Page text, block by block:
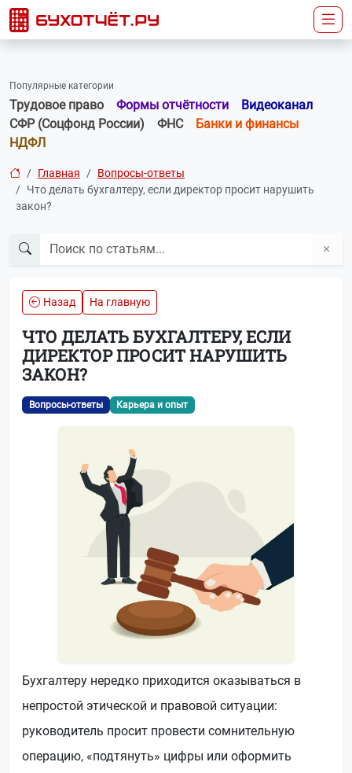
Популярные категории
Трудовое право Формы отчётности
Видеоканал
СФР (Соцфонд России)
ФНС
Банки и финансы
НДФЛ
Главная
Вопросы-ответы
Что делать бухгалтеру, если директор просит нарушить
закон?
Назад На главную
ЧТО ДЕЛАТЬ БУХГАЛТЕРУ, ЕСЛИ
ДИРЕКТОР ПРОСИТ НАРУШИТЬ
ЗАКОН?
Вопросы-ответы Карьера и опыт
Бухгалтеру нередко приходится оказываться в
непростой этической и правовой ситуации:
руководитель просит провести сомнительную
операцию, «подтянуть» цифры или оформить